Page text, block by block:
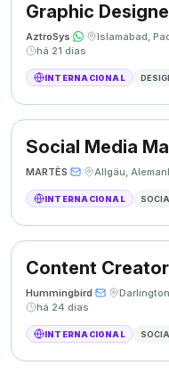
Graphic
AztroSys· ·
há 21 dias
INTERNACIONAL
Social Media
MARTÈS· · Allgäu,
INTERNACIONAL
Hummingbird· ·
há 24 dias
INTERNACIONAL